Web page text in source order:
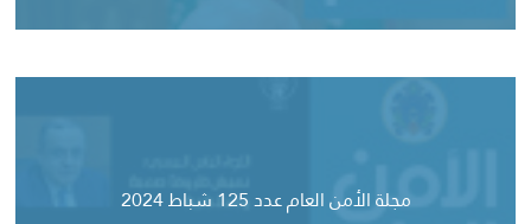
مجلة الأمن العام عدد 125 شباط 2024